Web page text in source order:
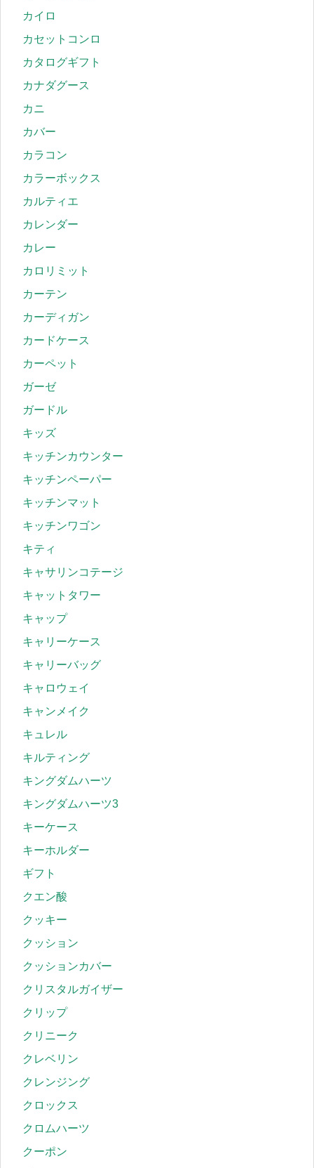
カイロ
カセットコンロ
カタログギフト
カナダグース
カニ
カバー
カラコン
カラーボックス
カルティエ
カレンダー
カレー
カロリミット
カーテン
カーディガン
カードケース
カーペット
ガーゼ
ガードル
キッズ
キッチンカウンター
キッチンペーパー
キッチンマット
キッチンワゴン
キティ
キャサリンコテージ
キャットタワー
キャップ
キャリーケース
キャリーバッグ
キャロウェイ
キャンメイク
キュレル
キルティング
キングダムハーツ
キングダムハーツ3
キーケース
キーホルダー
ギフト
クエン酸
クッキー
クッション
クッションカバー
クリスタルガイザー
クリップ
クリニーク
クレベリン
クレンジング
クロックス
クロムハーツ
クーポン